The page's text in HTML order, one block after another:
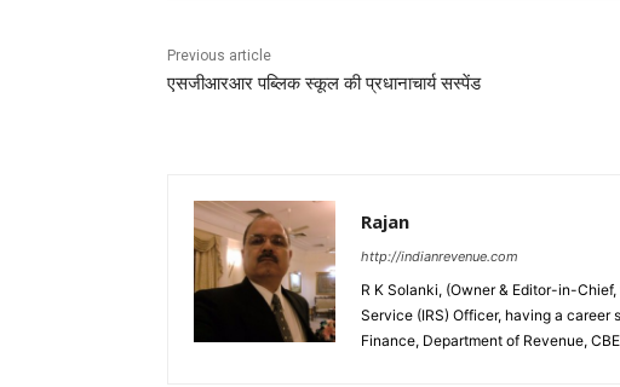
Previous article
एसजीआरआर पब्लिक स्कूल की प्रधानाचार्य सस्पेंड
Rajan
http://indianrevenue.com
R K Solanki, (Owner & Editor-in-
Service (IRS) Officer, having a
Finance, Department of Revenue,